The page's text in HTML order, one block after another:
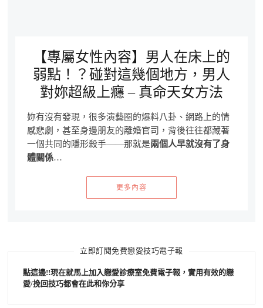
【專屬女性內容】男人在床上的
弱點！？碰對這幾個地方，男人
對妳超級上癮 – 真命天女方法
妳有沒有發現，很多演藝圈的爆料八卦、網路上的情
感悲劇，甚至身邊朋友的離婚官司，背後往往都藏著
一個共同的隱形殺手——那就是兩個人早就沒有了身
體關係…
更多內容
立即訂閱免費戀愛技巧電子報
點這邊!!現在就馬上加入戀愛診療室免費電子報，實用有效的戀
愛/挽回技巧都會在此和你分享